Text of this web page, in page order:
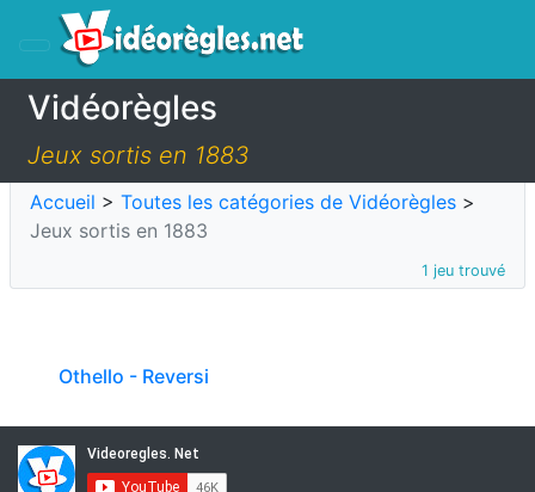
Vidéorègles
Jeux sortis en 1883
Accueil > Toutes les catégories de Vidéorègles >
Jeux sortis en 1883
1 jeu trouvé
Othello - Reversi